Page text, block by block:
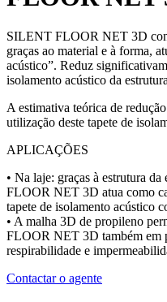
SILENT FLOOR NET 3D
graças ao material e à forma,
acústico”. Reduz
isolamento acústico da
A estimativa teórica de
utilização deste tapete de
APLICAÇÕES
• Na laje: graças à estrutura
FLOOR NET 3D atua como
tapete de isolamento acústico
• A malha 3D de propileno
FLOOR NET 3D também em
respirabilidade e
Contactar o agente